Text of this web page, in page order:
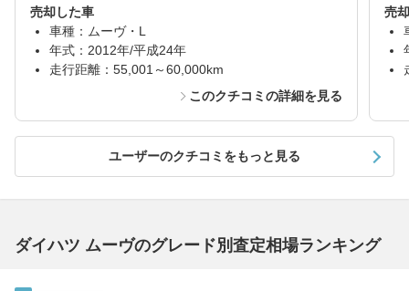
売却した車
車種：ムーヴ・L
年式：2012年/平成24年
走行距離：55,001～60,000km
このクチコミの詳細を見る
売
ユーザーのクチコミをもっと見る
ダイハツ ムーヴのグレード別査定相場ランキング